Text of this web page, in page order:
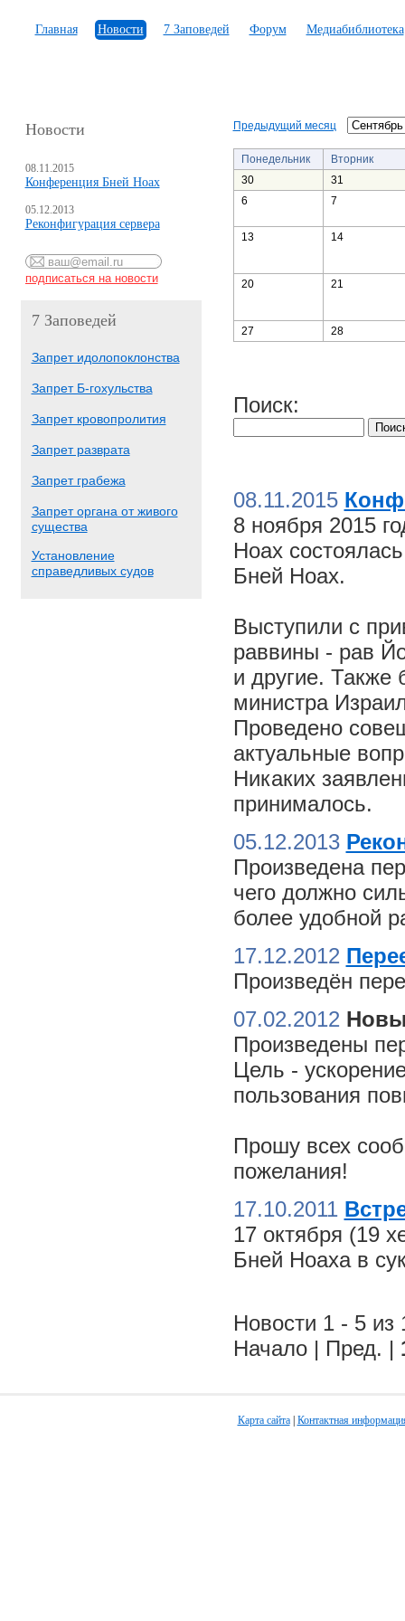
Главная Новости 7 Заповедей Форум Медиабиблиотека
Новости
08.11.2015
Конференция Бней Ноах
05.12.2013
Реконфигурация сервера
7 Заповедей
Запрет идолопоклонства
Запрет Б-гохульства
Запрет кровопролития
Запрет разврата
Запрет грабежа
Запрет органа от живого
существа
Установление
справедливых судов
Предыдущий месяц
Понедельник
Вторник
30
31
6
7
13 14
20 21
27 28
Поиск:
08.11.2015
8 ноября 2015
Ноах
Бней Ноах.
Выступили с
раввины - рав
и другие. Также
министра
Проведено
актуальные
Никаких
принималось.
05.12.2013
Произведена
чего должно
более удобной
17.12.2012
Произведён
07.02.2012
Произведены
Цель -
пользования
Прошу всех
пожелания!
17.10.2011
17 октября (19
Бней Ноаха в
Новости 1 - 5 из
Начало | Пред. |
Карта сайта| Контактная